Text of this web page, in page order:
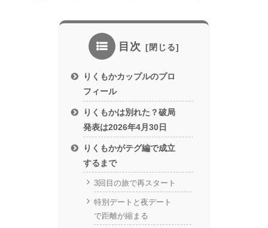
目次
りくもかカップルのプロ
フィール
りくもかは別れた？破局
発表は2026年4月30日
りくもかがテグ編で成立
するまで
3回目の旅で再スタート
特別デートと夜デート
で距離が縮まる